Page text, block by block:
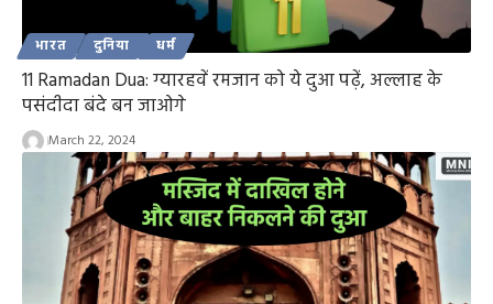
भारत दुनिया धर्म
11 Ramadan Dua: ग्यारहवें रमजान को ये दुआ पढ़ें, अल्लाह के
पसंदीदा बंदे बन जाओगे
March 22, 2024